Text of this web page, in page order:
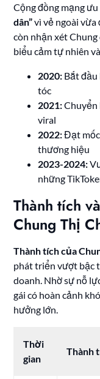
Cộng đồng mạng
dân”vì vẻ ngoài vừa
còn nhận xét
biểu cảm tự nhiên
2020: Bắt đầu
tóc
2021:Chuyển
viral
2022:Đạt
thương hiệu
2023-2024:
những
Thành tích
Chung Thị
Thành tích của
phát triển vượt bậc
doanh. Nhờ sự nỗ
gái có hoàn cảnh
hưởng lớn.
Thời
gian
Thành